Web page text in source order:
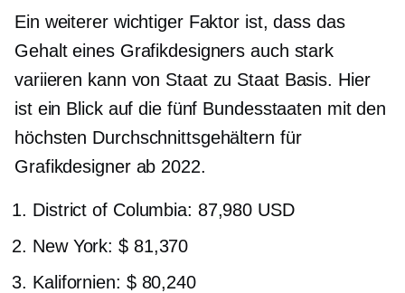
Ein weiterer wichtiger Faktor ist, dass das
Gehalt eines Grafikdesigners auch stark
variieren kann von Staat zu StaatBasis. Hier
ist ein Blick auf die fünf Bundesstaaten mit den
höchsten Durchschnittsgehältern für
Grafikdesigner ab 2022.
District of Columbia: 87,980 USD
New York: $ 81,370
Kalifornien: $ 80,240